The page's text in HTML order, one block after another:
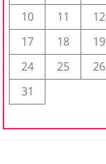
10
11 12
17
18 19
24
25 26
31